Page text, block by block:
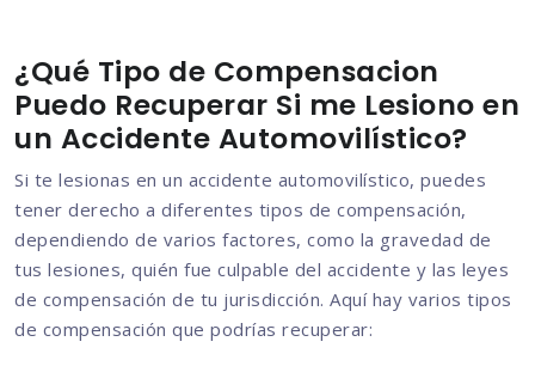
¿Qué Tipo de Compensacion
Puedo Recuperar Si me Lesiono en
un Accidente Automovilístico?
Si te lesionas en un accidente automovilístico, puedes
tener derecho a diferentes tipos de compensación,
dependiendo de varios factores, como la gravedad de
tus lesiones, quién fue culpable del accidente y las leyes
de compensación de tu jurisdicción. Aquí hay varios tipos
de compensación que podrías recuperar: